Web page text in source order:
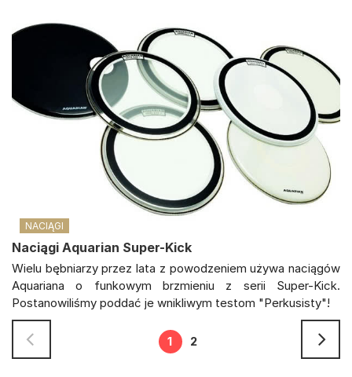
NACIĄGI
Naciągi Aquarian Super-Kick
Wielu bębniarzy przez lata z powodzeniem używa naciągów
Aquariana o funkowym brzmieniu z serii Super-Kick.
Postanowiliśmy poddać je wnikliwym testom "Perkusisty"!
1 2